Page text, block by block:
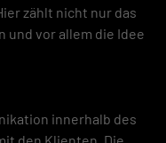
zählt nicht nur das
und vor allem die Idee
innerhalb des